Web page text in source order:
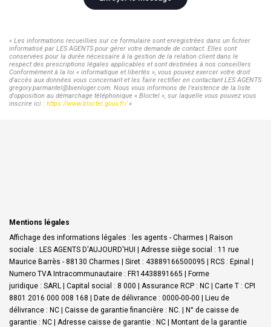
« Les informations recueillies sur ce formulaire sont enregistrées dans un fichier
informatisé par LES AGENTS pour gérer votre demande de contact. Elles sont
conservées pour la durée nécessaire à la gestion de la relation client dans le
respect des prescriptions légales applicables et sont destinées à nos conseillers
Conformément à la loi « informatique et libertés », vous pouvez exercer votre droit
d'accès aux données vous concernant et les faire rectifier en contactant LES AGENTS
gregory.parmantel@bienloger.com. Nous vous informons de l'existence de la liste
d'opposition au démarchage téléphonique « Bloctel », sur laquelle vous pouvez vous
inscrire ici : https://www.bloctel.gouv.fr/»
Mentions légales
Affichage des informations légales : les agents - Charmes | Raison
sociale : LES AGENTS D'AUJOURD'HUI | Adresse siège social : 11 rue
Maurice Barrès - 88130 Charmes | Siret : 43889166500095 | RCS : Epinal |
Numero TVA Intracommunautaire : FR14438891665 | Forme
juridique : SARL | Capital social : 8 000 | Assurance RCP : NC | Carte T : CPI
8801 2016 000 008 168 | Date de délivrance : 0000-00-00 | Lieu de
délivrance : NC | Caisse de garantie financière : NC. | N° de caisse de
garantie : NC | Adresse caisse de garantie : NC | Montant de la garantie